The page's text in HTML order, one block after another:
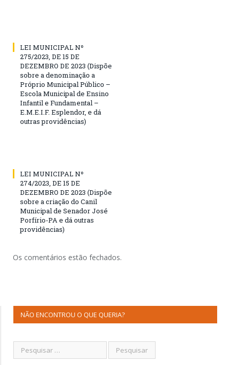
LEI MUNICIPAL Nº
275/2023, DE 15 DE
DEZEMBRO DE 2023 (Dispõe
sobre a denominação a
Próprio Municipal Público –
Escola Municipal de Ensino
Infantil e Fundamental –
E.M.E.I.F. Esplendor, e dá
outras providências)
LEI MUNICIPAL Nº
274/2023, DE 15 DE
DEZEMBRO DE 2023 (Dispõe
sobre a criação do Canil
Municipal de Senador José
Porfírio-PA e dá outras
providências)
Os comentários estão fechados.
NÃO ENCONTROU O QUE QUERIA?